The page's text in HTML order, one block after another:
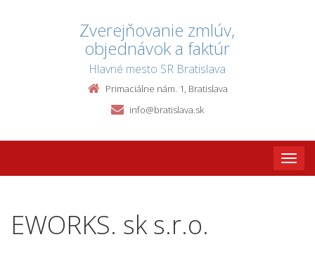
Zverejňovanie zmlúv,
objednávok a faktúr
Hlavné mesto SR Bratislava
Primaciálne nám. 1, Bratislava
info@bratislava.sk
Toggle
EWORKS. sk s.r.o.